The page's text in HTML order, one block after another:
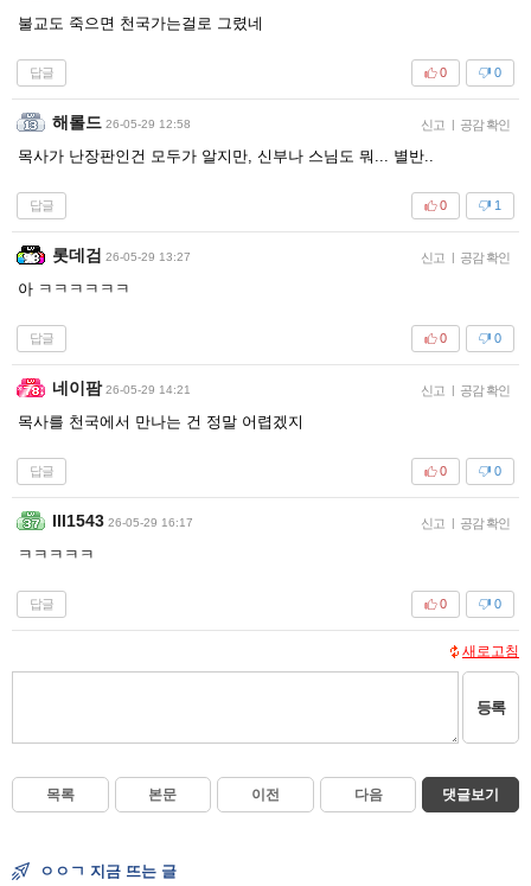
불교도 죽으면 천국가는걸로 그렸네
답글 0
0
해롤드 26-05-29 12:58 신고 | 공감 확인
목사가 난장판인건 모두가 알지만, 신부나 스님도 뭐... 별반..
답글 1
0
롯데검 26-05-29 13:27 신고 | 공감 확인
아 ㅋㅋㅋㅋㅋㅋ
답글 0
0
네이팜 26-05-29 14:21 신고 | 공감 확인
목사를 천국에서 만나는 건 정말 어렵겠지
답글 0
0
Ill1543 26-05-29 16:17 신고 | 공감 확인
ㅋㅋㅋㅋㅋ
답글 0
0
새로고침
등록
목록 본문 이전 다음 댓글보기
ㅇㅇㄱ 지금 뜨는 글